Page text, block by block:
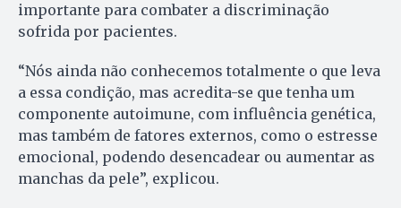
importante para combater a discriminação
sofrida por pacientes.
“Nós ainda não conhecemos totalmente o que leva
a essa condição, mas acredita-se que tenha um
componente autoimune, com influência genética,
mas também de fatores externos, como o estresse
emocional, podendo desencadear ou aumentar as
manchas da pele”, explicou.